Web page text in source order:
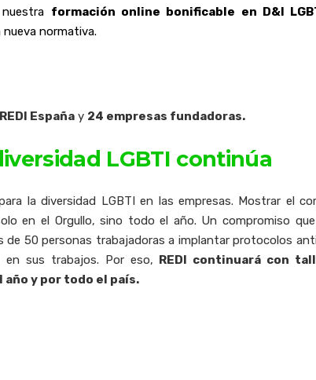
formación online bonificable en D&I
normativa.
REDI España y 24 empresas fundadoras.
LGBTI continúa
la diversidad LGBTI en las empresas. Mostrar el
en el Orgullo, sino todo el año. Un compromiso
de 50 personas trabajadoras a implantar protocolos
en sus trabajos. Por eso, REDI continuará con
y por todo el país.